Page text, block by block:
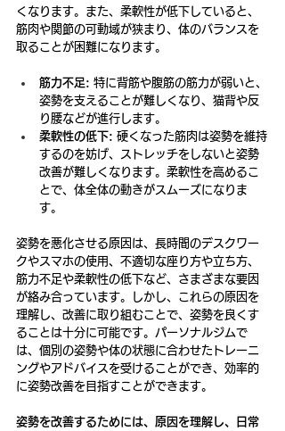
くなります。また、柔軟性が低下していると、
筋肉や関節の可動域が狭まり、体のバランスを
取ることが困難になります。
筋力不足: 特に背筋や腹筋の筋力が弱いと、
姿勢を支えることが難しくなり、猫背や反
り腰などが進行します。
柔軟性の低下: 硬くなった筋肉は姿勢を維持
するのを妨げ、ストレッチをしないと姿勢
改善が難しくなります。柔軟性を高めるこ
とで、体全体の動きがスムーズになりま
す。
姿勢を悪化させる原因は、長時間のデスクワー
クやスマホの使用、不適切な座り方や立ち方、
筋力不足や柔軟性の低下など、さまざまな要因
が絡み合っています。しかし、これらの原因を
理解し、改善に取り組むことで、姿勢を良くす
ることは十分に可能です。パーソナルジムで
は、個別の姿勢や体の状態に合わせたトレーニ
ングやアドバイスを受けることができ、効率的
に姿勢改善を目指すことができます。
姿勢を改善するためには、原因を理解し、日常